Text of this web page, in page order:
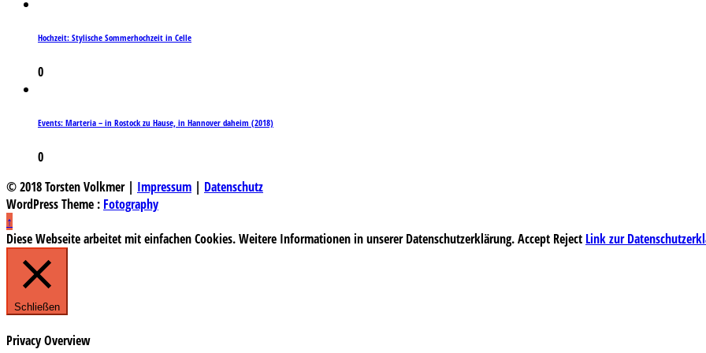
Hochzeit: Stylische Sommerhochzeit in Celle
0
Events: Marteria – in Rostock zu Hause, in Hannover daheim (2018)
0
© 2018 Torsten Volkmer | Impressum | Datenschutz
WordPress Theme : Fotography
↑
Diese Webseite arbeitet mit einfachen Cookies. Weitere Informationen in unserer Datenschutzerklärung.Accept Reject Link zur
Schließen
Privacy Overview